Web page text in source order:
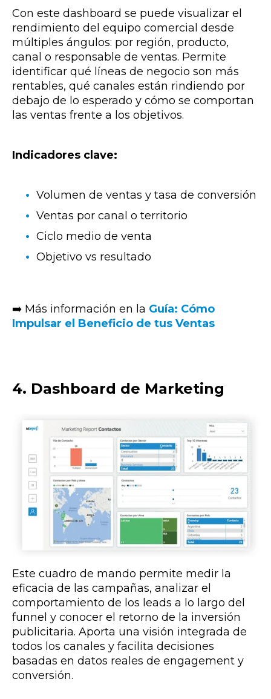
Con este dashboard se puede visualizar el
rendimiento del equipo comercial desde
múltiples ángulos: por región, producto,
canal o responsable de ventas. Permite
identificar qué líneas de negocio son más
rentables, qué canales están rindiendo por
debajo de lo esperado y cómo se comportan
las ventas frente a los objetivos.
Indicadores clave:
Volumen de ventas y tasa de conversión
Ventas por canal o territorio
Ciclo medio de venta
Objetivo vs resultado
➡️ Más información en la Guía: Cómo
Impulsar el Beneficio de tus Ventas
4. Dashboard de Marketing
Este cuadro de mando permite medir la
eficacia de las campañas, analizar el
comportamiento de los leads a lo largo del
funnel y conocer el retorno de la inversión
publicitaria. Aporta una visión integrada de
todos los canales y facilita decisiones
basadas en datos reales de engagement y
conversión.